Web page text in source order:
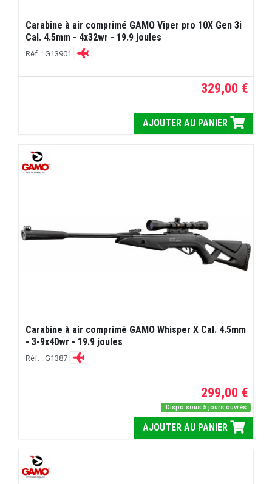
Carabine à air comprimé GAMO Viper pro 10X Gen 3i
Cal. 4.5mm - 4x32wr - 19.9 joules
Réf. : G13901
329,00 €
AJOUTER AU PANIER
Carabine à air comprimé GAMO Whisper X Cal. 4.5mm
- 3-9x40wr - 19.9 joules
Réf. : G1387
299,00 €
Dispo sous 5 jours ouvrés
AJOUTER AU PANIER